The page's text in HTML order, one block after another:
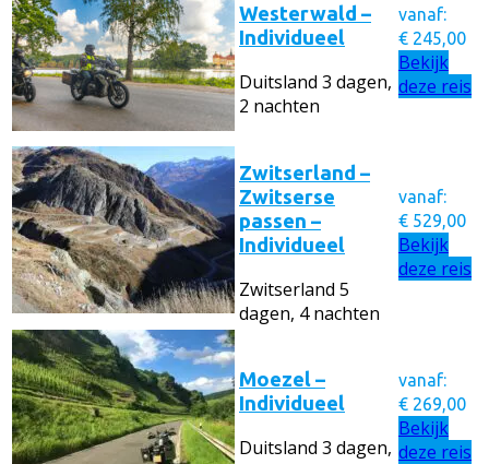
Westerwald –
Individueel
Duitsland 3 dagen,
2 nachten
vanaf:
€ 245,00
Bekijk
deze reis
Zwitserland –
Zwitserse
passen –
Individueel
Zwitserland 5
dagen, 4 nachten
vanaf:
€ 529,00
Bekijk
deze reis
Moezel –
Individueel
Duitsland 3 dagen,
vanaf:
€ 269,00
Bekijk
deze reis